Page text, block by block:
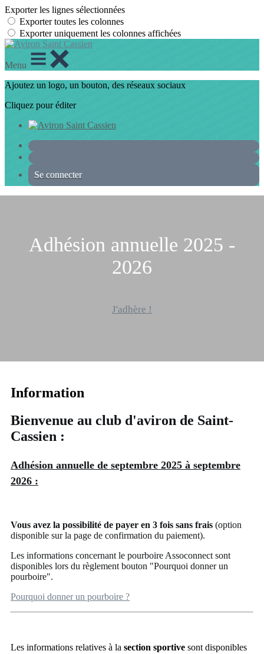
Exporter les lignes sélectionnées
Exporter toutes les colonnes
Exporter uniquement les colonnes affichées
Menu
Ajoutez un logo, un bouton, des réseaux sociaux
Cliquez pour éditer
Se connecter
Adhésion annuelle 2025 -
2026
J'adhère !
Information
Bienvenue au club d'aviron de Saint-
Cassien :
Adhésion annuelle de septembre 2025 à septembre
2026 :
Vous avez la possibilité de payer en 3 fois sans frais (option
disponible sur la page de confirmation du paiement).
Les informations concernant le pourboire Assoconnect sont
disponibles lors du règlement bouton "Pourquoi donner un
pourboire".
Pourquoi donner un pourboire ?
Les informations relatives à la section sportive sont disponibles